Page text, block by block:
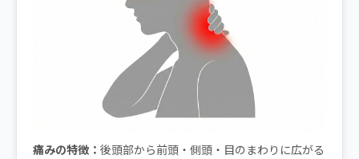
痛みの特徴： 後頭部から前頭・側頭・目のまわりに広がる